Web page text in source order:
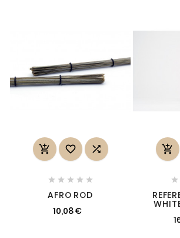
  
    
AFRO ROD
10,08 €

